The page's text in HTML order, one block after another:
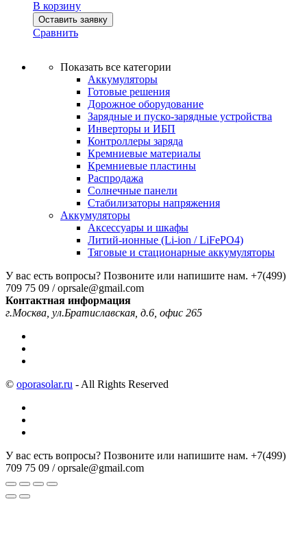
В корзину
Оставить заявку
Сравнить
Показать все категории
Аккумуляторы
Готовые решения
Дорожное оборудование
Зарядные и пуско-зарядные устройства
Инверторы и ИБП
Контроллеры заряда
Кремниевые материалы
Кремниевые пластины
Распродажа
Солнечные панели
Стабилизаторы напряжения
Аккумуляторы
Аксессуары и шкафы
Литий-ионные (Li-ion / LiFePO4)
Тяговые и стационарные аккумуляторы
У вас есть вопросы? Позвоните или напишите нам. +7(499)
709 75 09 / oprsale@gmail.com
Контактная информация
г.Москва, ул.Братиславская, д.6, офис 265
© oporasolar.ru - All Rights Reserved
У вас есть вопросы? Позвоните или напишите нам. +7(499)
709 75 09 / oprsale@gmail.com